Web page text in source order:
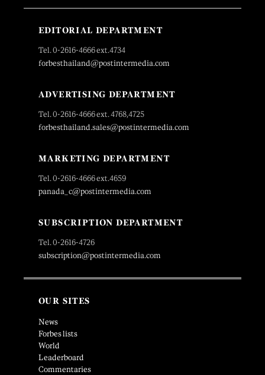
EDITORIAL DEPARTMENT
Tel. 0-2616-4666 ext.4734
forbesthailand@postintermedia.com
ADVERTISING DEPARTMENT
Tel. 0-2616-4666 ext. 4768,4725
forbesthailand.sales@postintermedia.com
MARKETING DEPARTMENT
Tel. 0-2616-4666 ext.4659
panada_c@postintermedia.com
SUBSCRIPTION DEPARTMENT
Tel. 0-2616-4726
subscription@postintermedia.com
OUR SITES
News
Forbes lists
World
Leaderboard
Commentaries